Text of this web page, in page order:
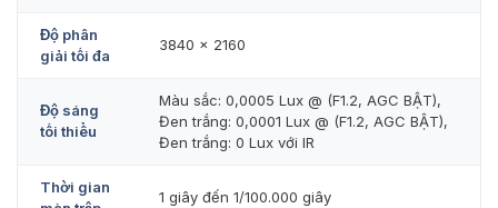
Độ phân
giải tối đa
3840 × 2160
Độ sáng
tối thiểu
Màu sắc: 0,0005 Lux @ (F1.2, AGC BẬT),
Đen trắng: 0,0001 Lux @ (F1.2, AGC BẬT),
Đen trắng: 0 Lux với IR
Thời gian
1 giây đến 1/100.000 giây